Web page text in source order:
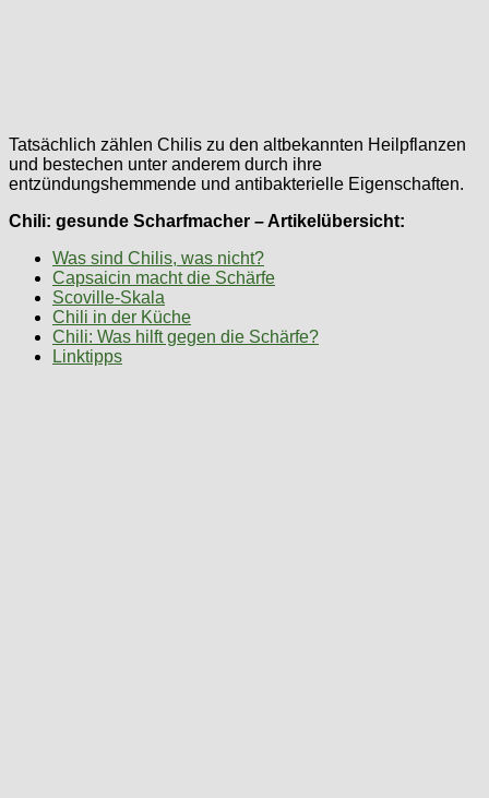
Tatsächlich zählen Chilis zu den altbekannten Heilpflanzen
und bestechen unter anderem durch ihre
entzündungshemmende und antibakterielle Eigenschaften.
Chili: gesunde Scharfmacher – Artikelübersicht:
Was sind Chilis, was nicht?
Capsaicin macht die Schärfe
Scoville-Skala
Chili in der Küche
Chili: Was hilft gegen die Schärfe?
Linktipps